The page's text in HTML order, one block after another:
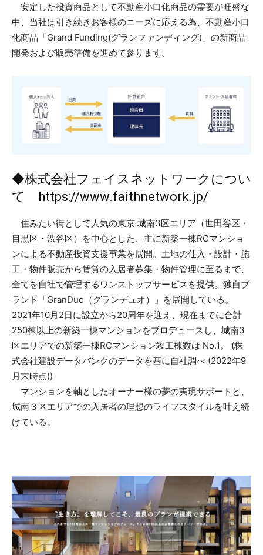
安定した投資商品として不動産小口化商品の需要が旺盛な
中、当社は引き続きお客様のニーズに応える為、不動産小口
化商品「Grand Funding(グランファンディング)」の新商品
開発および販売準備を進めて参ります。
◆株式会社フェイスネットワークについ
て https://www.faithnetwork.jp/
住みたい街として人気の東京 城南3区エリア（世田谷区・
目黒区・渋谷区）を中心とした、主に新築一棟RCマンショ
ンによる不動産投資支援事業を展開。土地の仕入・設計・施
工・物件販売から賃貸の入居者募集・物件管理に至るまで、
全てを自社で管理するワンストップサービスを提供。独自ブ
ランド「GranDuo（グランデュオ）」を展開している。
2021年10月2日に設立から20周年を迎え、現在までに合計
250棟以上の新築一棟マンションをプロデュースし、城南3
区エリアでの新築一棟RCマンション竣工棟数は No.1。 (株
式会社建設データバンクのデータを基に自社調べ (2022年9
月末時点))
マンションを軸としたオーナー様の夢の実現サポートと、
城南３区エリアでの入居者の理想のライフスタイルを叶え続
けている。